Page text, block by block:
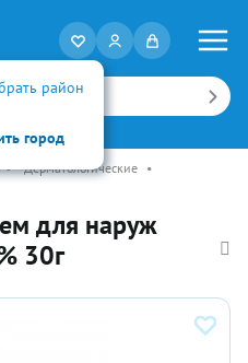
район
город
• Дерматологические •
для наруж
30г